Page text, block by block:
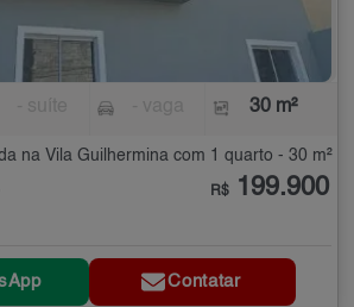
30 m²
na Vila Guilhermina com 1 quarto - 30 m²
R$ 199.900
Contatar